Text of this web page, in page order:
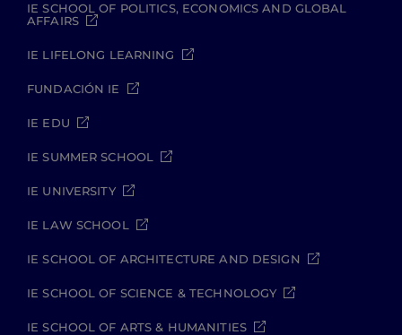
IE SCHOOL OF POLITICS, ECONOMICS AND GLOBAL
AFFAIRS
IE LIFELONG LEARNING
FUNDACIÓN IE
IE EDU
IE SUMMER SCHOOL
IE UNIVERSITY
IE LAW SCHOOL
IE SCHOOL OF ARCHITECTURE AND DESIGN
IE SCHOOL OF SCIENCE & TECHNOLOGY
IE SCHOOL OF ARTS & HUMANITIES